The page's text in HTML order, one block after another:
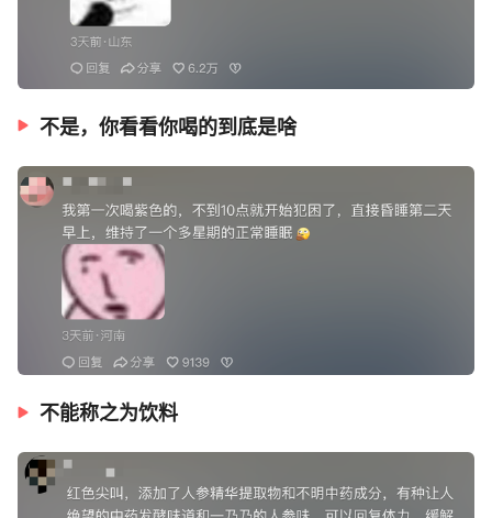
不是，你看看你喝的到底是啥
不能称之为饮料